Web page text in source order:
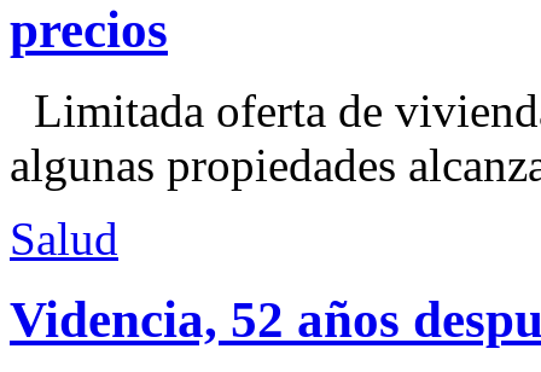
precios
Limitada oferta de
algunas propiedades
Salud
Videncia, 52 años